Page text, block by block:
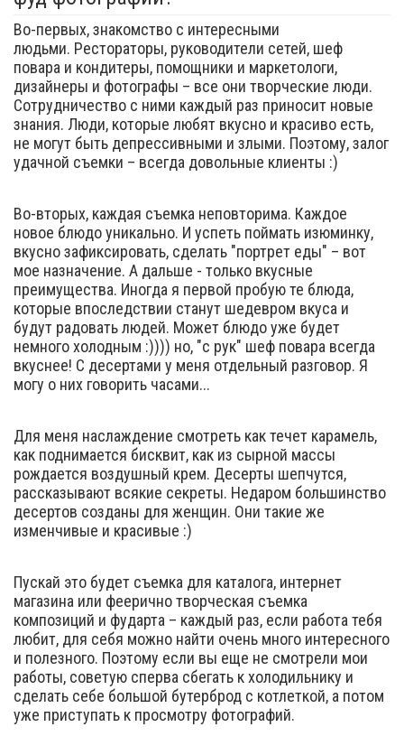
Во-первых, знакомство с интересными
людьми. Рестораторы, руководители сетей, шеф
повара и кондитеры, помощники и маркетологи,
дизайнеры и фотографы – все они творческие люди.
Сотрудничество с ними каждый раз приносит новые
знания. Люди, которые любят вкусно и красиво есть,
не могут быть депрессивными и злыми. Поэтому, залог
удачной съемки – всегда довольные клиенты :)
Во-вторых, каждая съемка неповторима. Каждое
новое блюдо уникально. И успеть поймать изюминку,
вкусно зафиксировать, сделать "портрет еды" – вот
мое назначение. А дальше - только вкусные
преимущества. Иногда я первой пробую те блюда,
которые впоследствии станут шедевром вкуса и
будут радовать людей. Может блюдо уже будет
немного холодным :)))) но, "с рук" шеф повара всегда
вкуснее! С десертами у меня отдельный разговор. Я
могу о них говорить часами...
Для меня наслаждение смотреть как течет карамель,
как поднимается бисквит, как из сырной массы
рождается воздушный крем. Десерты шепчутся,
рассказывают всякие секреты. Недаром большинство
десертов созданы для женщин. Они такие же
изменчивые и красивые :)
Пускай это будет съемка для каталога, интернет
магазина или феерично творческая съемка
композиций и фударта – каждый раз, если работа тебя
любит, для себя можно найти очень много интересного
и полезного. Поэтому если вы еще не смотрели мои
работы, советую сперва сбегать к холодильнику и
сделать себе большой бутерброд с котлеткой, а потом
уже приступать к просмотру фотографий.